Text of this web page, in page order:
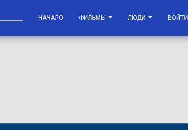
НАЧАЛО ФИЛЬМЫ ЛЮДИ ВОЙТИ